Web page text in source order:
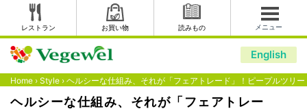
レストラン お買い物 読みもの メニュー
English
Home › Style › ヘルシーな仕組み、それが「フェアトレード」！ピープルツリ
ヘルシーな仕組み、それが「フェアトレー